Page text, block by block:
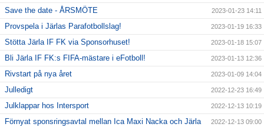
Save the date - ÅRSMÖTE 2023-01-23 14:11
Provspela i Järlas Parafotbollslag! 2023-01-19 16:33
Stötta Järla IF FK via Sponsorhuset! 2023-01-18 15:07
Bli Järla IF FK:s FIFA-mästare i eFotboll! 2023-01-13 12:36
Rivstart på nya året 2023-01-09 14:04
Julledigt 2022-12-23 16:49
Julklappar hos Intersport 2022-12-13 10:19
Förnyat sponsringsavtal mellan Ica Maxi Nacka och Järla 2022-12-13 09:00